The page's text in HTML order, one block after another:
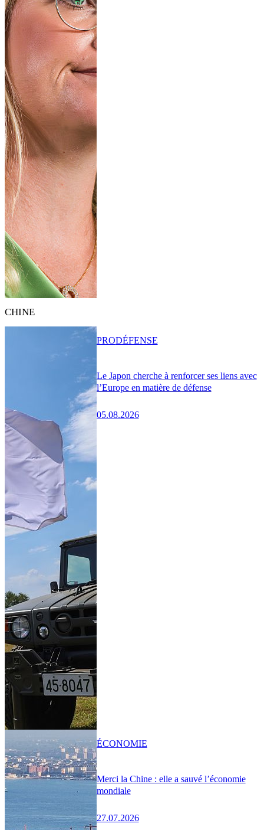
CHINE
Le Japon cherche à renforcer ses liens avec
l’Europe en matière de défense
05.08.2026
PRODÉFENSE
Merci la Chine : elle a sauvé l’économie
mondiale
27.07.2026
ÉCONOMIE